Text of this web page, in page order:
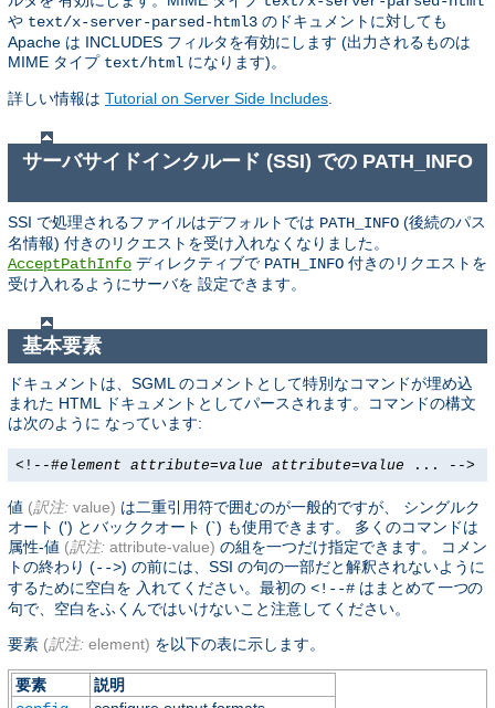
や text/x-server-parsed-html3 のドキュメントに対しても
Apache は INCLUDES フィルタを有効にします (出力されるものは
MIME タイプ text/html になります)。
詳しい情報は Tutorial on Server Side Includes.
サーバサイドインクルード (SSI) での PATH_INFO
SSI で処理されるファイルはデフォルトでは PATH_INFO (後続のパス
名情報) 付きのリクエストを受け入れなくなりました。
AcceptPathInfo ディレクティブで PATH_INFO 付きのリクエストを
受け入れるようにサーバを 設定できます。
基本要素
ドキュメントは、SGML のコメントとして特別なコマンドが埋め込
まれた HTML ドキュメントとしてパースされます。コマンドの構文
は次のように なっています:
<!--#element attribute=value attribute=value ... -->
値 (訳注: value) は二重引用符で囲むのが一般的ですが、 シングルク
オート (') とバッククオート (`) も使用できます。 多くのコマンドは
属性-値 (訳注: attribute-value) の組を一つだけ指定できます。 コメン
トの終わり (-->) の前には、SSI の句の一部だと解釈されないように
するために空白を 入れてください。最初の <!--# はまとめて一つの
句で、空白をふくんではいけないこと注意してください。
要素 (訳注: element) を以下の表に示します。
要素
説明